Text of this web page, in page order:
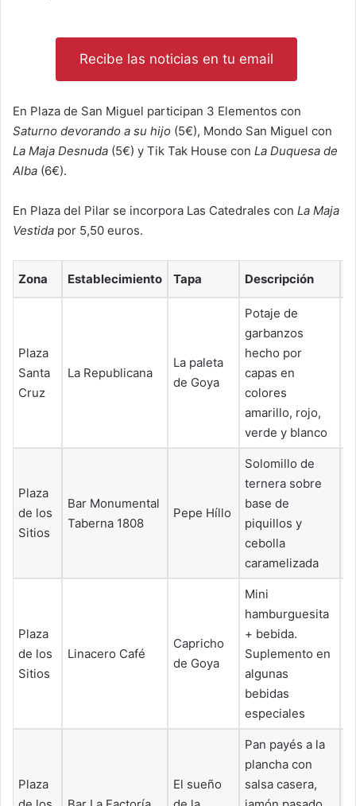
Recibe las noticias en tu email
En Plaza de San Miguel participan 3 Elementos con
Saturno devorando a su hijo (5€), Mondo San Miguel con
La Maja Desnuda (5€) y Tik Tak House con La Duquesa de
Alba (6€).
En Plaza del Pilar se incorpora Las Catedrales con La Maja
Vestida por 5,50 euros.
Zona Establecimiento Tapa Descripción
Plaza
Santa
Cruz
La Republicana
La paleta
de Goya
Potaje de
garbanzos
hecho por
capas en
colores
amarillo, rojo,
verde y blanco
Plaza
de los
Sitios
Bar Monumental
Taberna 1808
Pepe Híllo
Solomillo de
ternera sobre
base de
piquillos y
cebolla
caramelizada
Plaza
de los
Sitios
Linacero Café
Capricho
de Goya
Mini
hamburguesita
+ bebida.
Suplemento en
algunas
bebidas
especiales
Plaza
El sueño
Pan payés a la
plancha con
salsa casera,